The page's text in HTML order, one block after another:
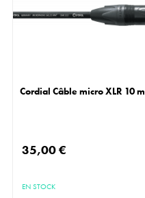
Cordial Câble micro XLR 10 m
35,00 €
EN STOCK